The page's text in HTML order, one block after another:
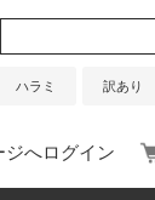
ハラミ 訳あり
ジへログイン